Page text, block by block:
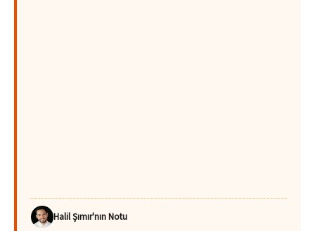
Halil Şımır'nın Notu